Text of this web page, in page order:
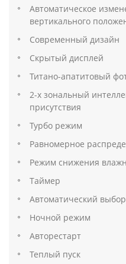
Автоматическое
вертикального
Современный дизайн
Скрытый дисплей
Титано-апатитовый
2-х зональный
присутствия
Турбо режим
Равномерное
Режим снижения
Таймер
Автоматический
Ночной режим
Авторестарт
Теплый пуск